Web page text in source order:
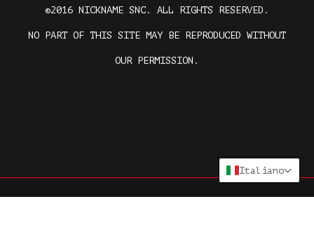
©2016 NICKNAME SNC. ALL RIGHTS RESERVED.
NO PART OF THIS SITE MAY BE REPRODUCED WITHOUT
OUR PERMISSION.
CREATED DALLE MENTI FELICI DIHAPPY MINDSE SVILUPPATO
Italiano